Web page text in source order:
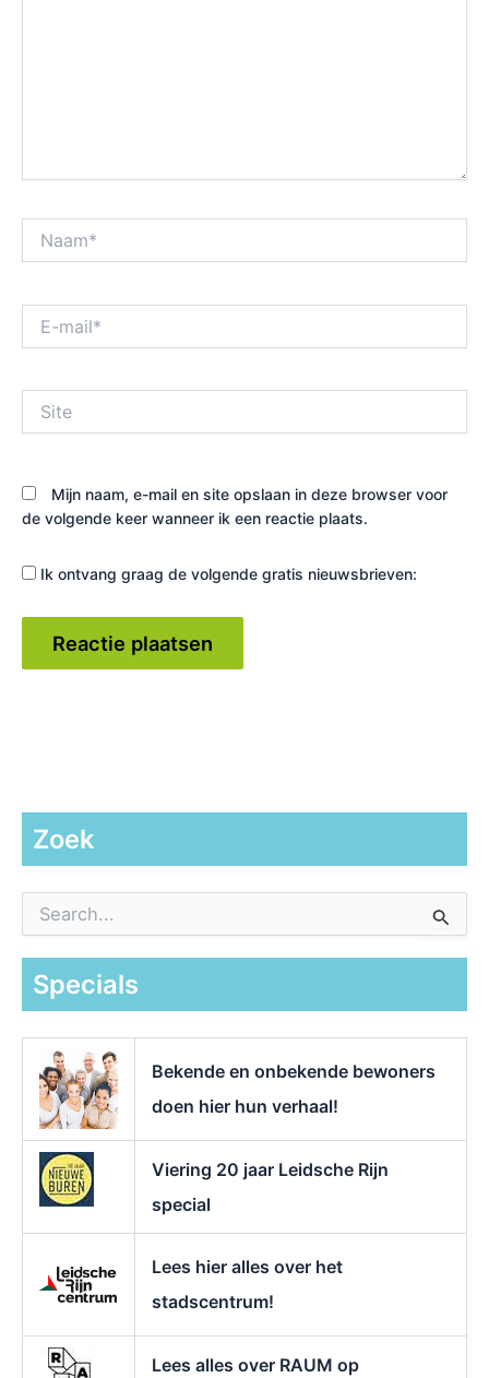
mail*
Mijn naam, e-mail en site opslaan in deze browser voor
de volgende keer wanneer ik een reactie plaats.
Ik ontvang graag de volgende gratis nieuwsbrieven:
Zoek
a
Specials
Bekende en onbekende bewoners
doen hier hun verhaal!
Viering 20 jaar Leidsche Rijn
special
Lees hier alles over het
stadscentrum!
Lees alles over RAUM op